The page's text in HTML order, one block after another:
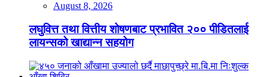
August 8, 2026
लघुवित्त तथा वित्तीय शोषणबाट प्रभावित २०० पीडितलाई
लायन्सको खाद्यान्न सहयोग